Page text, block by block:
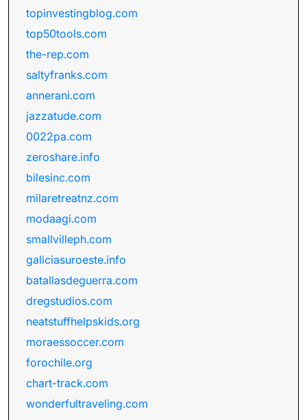
topinvestingblog.com
top50tools.com
the-rep.com
saltyfranks.com
annerani.com
jazzatude.com
0022pa.com
zeroshare.info
bilesinc.com
milaretreatnz.com
modaagi.com
smallvilleph.com
galiciasuroeste.info
batallasdeguerra.com
dregstudios.com
neatstuffhelpskids.org
moraessoccer.com
forochile.org
chart-track.com
wonderfultraveling.com